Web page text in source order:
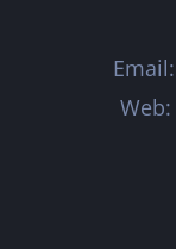
Email:
Web: